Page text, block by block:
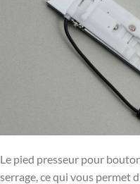
Le pied presseur pour
serrage, ce qui vous permet